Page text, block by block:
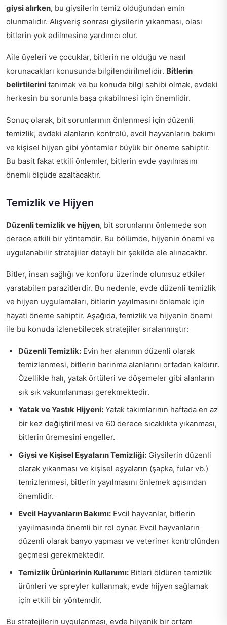
giysi alırken, bu giysilerin temiz olduğundan emin
olunmalıdır. Alışveriş sonrası giysilerin yıkanması, olası
bitlerin yok edilmesine yardımcı olur.
Aile üyeleri ve çocuklar, bitlerin ne olduğu ve nasıl
korunacakları konusunda bilgilendirilmelidir. Bitlerin
belirtilerini tanımak ve bu konuda bilgi sahibi olmak, evdeki
herkesin bu sorunla başa çıkabilmesi için önemlidir.
Sonuç olarak, bit sorunlarının önlenmesi için düzenli
temizlik, evdeki alanların kontrolü, evcil hayvanların bakımı
ve kişisel hijyen gibi yöntemler büyük bir öneme sahiptir.
Bu basit fakat etkili önlemler, bitlerin evde yayılmasını
önemli ölçüde azaltacaktır.
Temizlik ve Hijyen
Düzenli temizlik ve hijyen, bit sorunlarını önlemede son
derece etkili bir yöntemdir. Bu bölümde, hijyenin önemi ve
uygulanabilir stratejiler detaylı bir şekilde ele alınacaktır.
Bitler, insan sağlığı ve konforu üzerinde olumsuz etkiler
yaratabilen parazitlerdir. Bu nedenle, evde düzenli temizlik
ve hijyen uygulamaları, bitlerin yayılmasını önlemek için
hayati öneme sahiptir. Aşağıda, temizlik ve hijyenin önemi
ile bu konuda izlenebilecek stratejiler sıralanmıştır:
Düzenli Temizlik: Evin her alanının düzenli olarak
temizlenmesi, bitlerin barınma alanlarını ortadan kaldırır.
Özellikle halı, yatak örtüleri ve döşemeler gibi alanların
sık sık vakumlanması gerekmektedir.
Yatak ve Yastık Hijyeni: Yatak takımlarının haftada en az
bir kez değiştirilmesi ve 60 derece sıcaklıkta yıkanması,
bitlerin üremesini engeller.
Giysi ve Kişisel Eşyaların Temizliği: Giysilerin düzenli
olarak yıkanması ve kişisel eşyaların (şapka, fular vb.)
temizlenmesi, bitlerin yayılmasını önlemek açısından
önemlidir.
Evcil Hayvanların Bakımı: Evcil hayvanlar, bitlerin
yayılmasında önemli bir rol oynar. Evcil hayvanların
düzenli olarak banyo yapması ve veteriner kontrolünden
geçmesi gerekmektedir.
Temizlik Ürünlerinin Kullanımı: Bitleri öldüren temizlik
ürünleri ve spreyler kullanmak, evde hijyen sağlamak
için etkili bir yöntemdir.
Bu stratejilerin uygulanması, evde hijyenik bir ortam